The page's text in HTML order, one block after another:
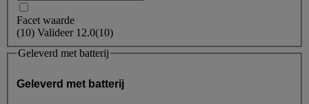
Facet waarde
(10) Valideer 12.0(10)
Geleverd met batterij
Geleverd met batterij